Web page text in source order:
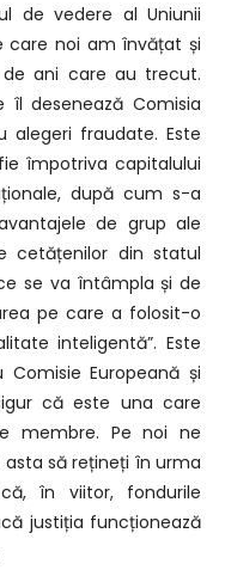
de vedere al Uniunii
care noi am învățat și
ani care au trecut.
desenează Comisia
alegeri fraudate. Este
împotriva capitalului
după cum s-a
de grup ale
cetățenilor din statul
se va întâmpla și de
pe care a folosit-o
inteligentă”. Este
Europeană și
că este una care
membre. Pe noi ne
să rețineți în urma
în viitor, fondurile
justiția funcționează